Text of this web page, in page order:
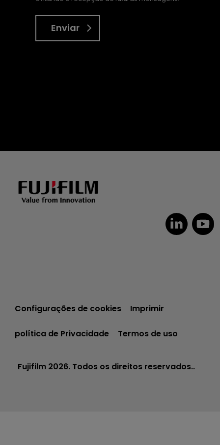
Enviar
Configurações de cookies Imprimir
política de Privacidade Termos de uso
Fujifilm 2026. Todos os direitos reservados..